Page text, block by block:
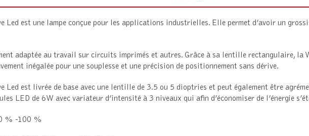
Led est une lampe conçue pour les applications industrielles. Elle permet d’avoir un
adaptée au travail sur circuits imprimés et autres. Grâce à sa lentille rectangulaire, la
inégalée pour une souplesse et une précision de positionnement sans dérive.
Led est livrée de base avec une lentille de 3.5 ou 5 dioptries et peut également être
LED de 6W avec variateur d’intensité à 3 niveaux qui afin d’économiser de l’énergie
% -100 %